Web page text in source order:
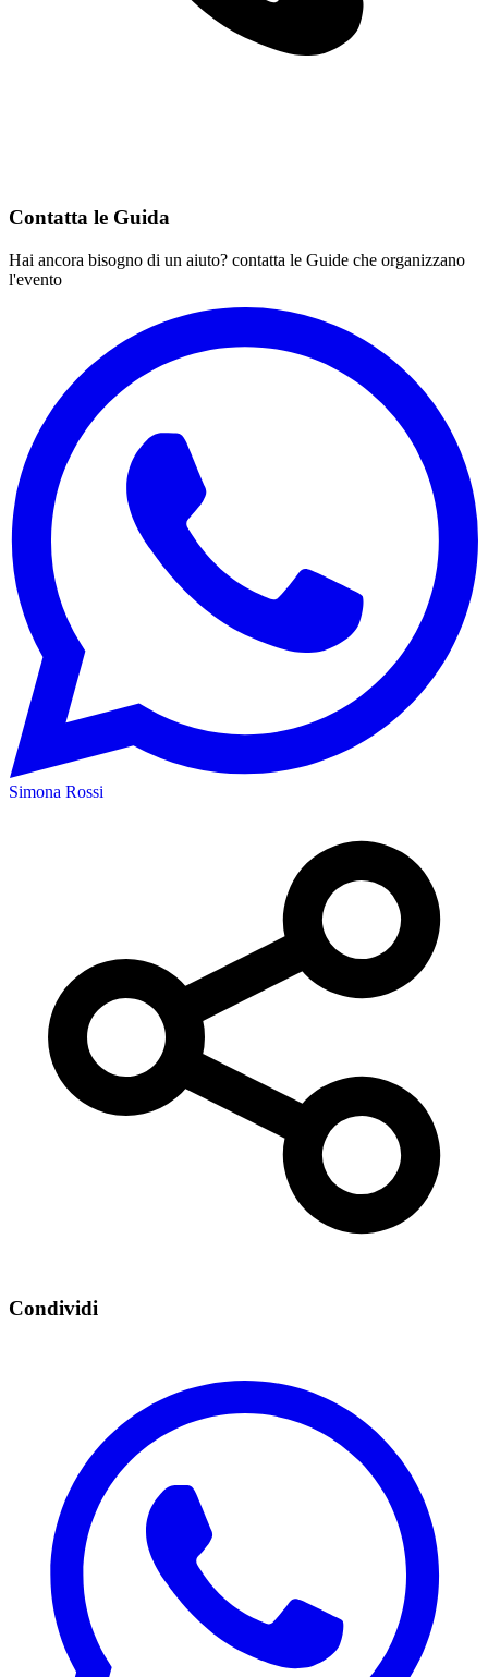
Contatta le Guida
Hai ancora bisogno di un aiuto? contatta le Guide che organizzano
l'evento
Simona Rossi
Condividi